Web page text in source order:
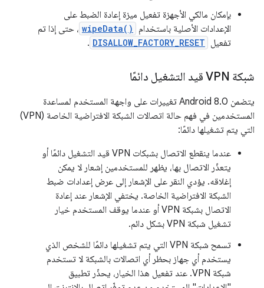
بإمكان مالكي الأجهزة تفعيل ميزة إعادة الضبط على
الإعدادات الأصلية باستخدام
wipeData() ، حتى إذا تم
تفعيل DISALLOW_FACTORY_RESET
.
شبكة VPN قيد التشغيل دائمًا
يتضمن Android 8.0 تغييرات على واجهة المستخدم لمساعدة
المستخدمين في فهم حالة اتصالات الشبكة الافتراضية الخاصة (VPN)
التي يتم تشغيلها دائمًا:
عندما ينقطع الاتصال بشبكات VPN قيد التشغيل دائمًا أو
يتعذّر الاتصال بها، يظهر للمستخدمين إشعار لا يمكن
إغلاقه. يؤدي النقر على الإشعار إلى عرض إعدادات ضبط
الشبكة الافتراضية الخاصة. يختفي الإشعار عند إعادة
الاتصال بشبكة VPN أو عندما يوقف المستخدم خيار
تشغيل شبكة VPN بشكل دائم.
تسمح شبكة VPN التي يتم تشغيلها دائمًا للشخص الذي
يستخدم أي جهاز بحظر أي اتصالات بالشبكة لا تستخدم
شبكة VPN. عند تفعيل هذا الخيار، يحذّر تطبيق